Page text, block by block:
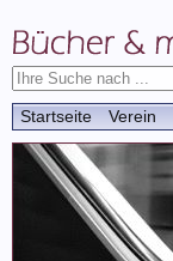
Startseite Verein